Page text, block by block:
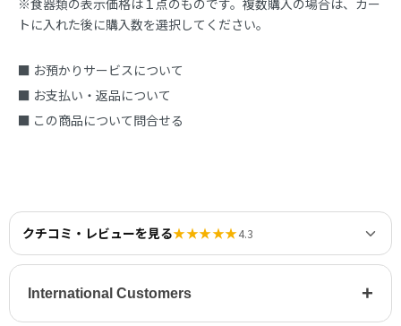
※食器類の表示価格は１点のものです。複数購入の場合は、カー
トに入れた後に購入数を選択してください。
■ お預かりサービスについて
■ お支払い・返品について
■ この商品について問合せる
クチコミ・レビューを見る★★★★★4.3
International Customers +